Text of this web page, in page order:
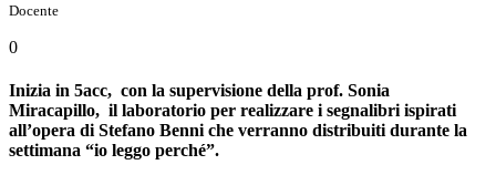
Docente
0
Inizia in 5acc, con la supervisione della prof. Sonia
Miracapillo, il laboratorio per realizzare i segnalibri ispirati
all’opera di Stefano Benni che verranno distribuiti durante la
settimana “io leggo perché”.